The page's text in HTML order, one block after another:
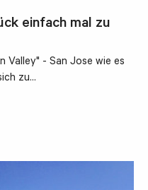
einfach mal zu
Valley" - San Jose wie es
zu…